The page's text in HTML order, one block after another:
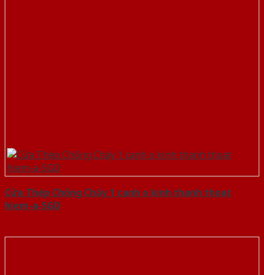
Cửa Thép Chống Cháy 1 canh o kinh thanh thoat
hiem-a-SGD